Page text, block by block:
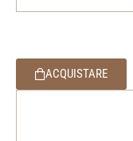
ACQUISTARE